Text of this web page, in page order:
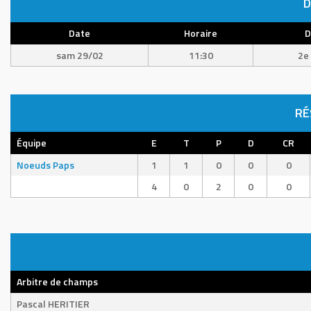
Date Horaire
sam 29/02
11:30
Équipe E T P D CR
Noeuds Paps
1 1 0 0 0
4
0 2 0 0
Arbitre de champs
Pascal HERITIER